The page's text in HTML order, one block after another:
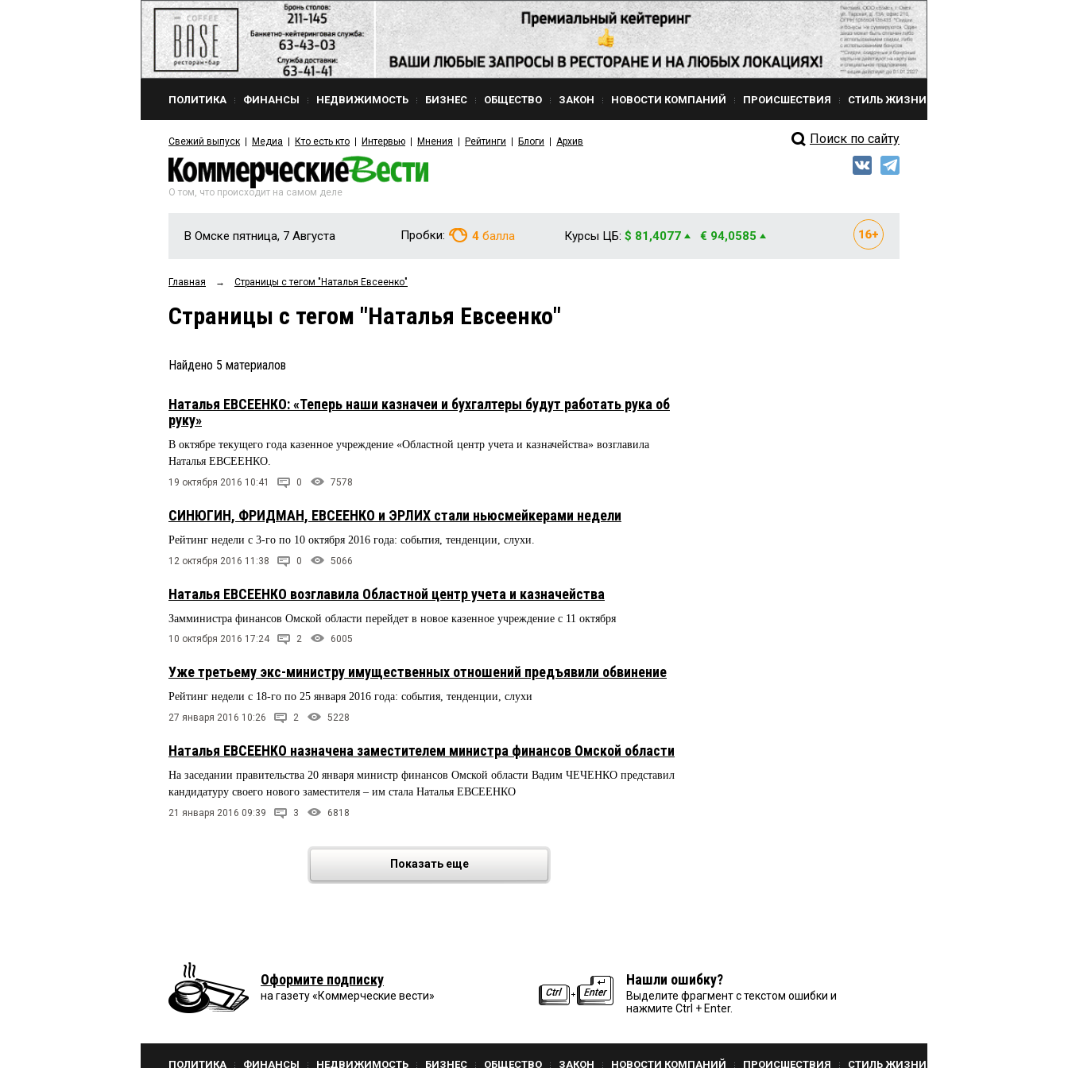
ПОЛИТИКА ФИНАНСЫ НЕДВИЖИМОСТЬ БИЗНЕС ОБЩЕСТВО ЗАКОН НОВОСТИ КОМПАНИЙ ПРОИСШЕСТВИЯ СТИЛЬ ЖИЗНИ
Свежий выпуск Медиа Кто есть кто Интервью Мнения Рейтинги Блоги Архив Поиск по сайту
О том, что происходит на самом деле
В Омске пятница, 7 Августа Пробки: 4 балла Курсы ЦБ: $ 81,4077 € 94,0585
Главная → Страницы c тегом "Наталья Евсеенко"
Страницы c тегом "Наталья Евсеенко"
Найдено 5 материалов
Наталья ЕВСЕЕНКО: «Теперь наши казначеи и бухгалтеры будут работать рука об
руку»
В октябре текущего года казенное учреждение «Областной центр учета и казначейства» возглавила
Наталья ЕВСЕЕНКО.
19 октября 2016 10:41 0 7578
СИНЮГИН, ФРИДМАН, ЕВСЕЕНКО и ЭРЛИХ стали ньюсмейкерами недели
Рейтинг недели с 3-го по 10 октября 2016 года: события, тенденции, слухи.
12 октября 2016 11:38 0 5066
Наталья ЕВСЕЕНКО возглавила Областной центр учета и казначейства
Замминистра финансов Омской области перейдет в новое казенное учреждение с 11 октября
10 октября 2016 17:24 2 6005
Уже третьему экс-министру имущественных отношений предъявили обвинение
Рейтинг недели с 18-го по 25 января 2016 года: события, тенденции, слухи
27 января 2016 10:26 2 5228
Наталья ЕВСЕЕНКО назначена заместителем министра финансов Омской области
На заседании правительства 20 января министр финансов Омской области Вадим ЧЕЧЕНКО представил
кандидатуру своего нового заместителя – им стала Наталья ЕВСЕЕНКО
21 января 2016 09:39 3 6818
Показать еще
Оформите подписку
на газету «Коммерческие вести»
Нашли ошибку?
Выделите фрагмент с текстом ошибки и
нажмите Ctrl + Enter.
ПОЛИТИКА ФИНАНСЫ НЕДВИЖИМОСТЬ БИЗНЕС ОБЩЕСТВО ЗАКОН НОВОСТИ КОМПАНИЙ ПРОИСШЕСТВИЯ СТИЛЬ ЖИЗНИ